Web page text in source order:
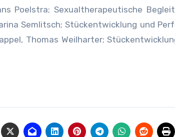
Poelstra; Sexualtherapeutische
Semlitsch; Stückentwicklung und
Thomas Weilharter;